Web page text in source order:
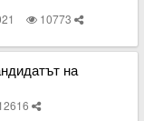
10773
на